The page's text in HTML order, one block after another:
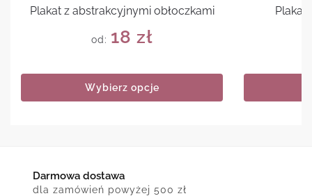
Plakat z abstrakcyjnymi obłoczkami
od: 18 zł
Wybierz opcje
Plakat
Darmowa dostawa
dla zamówień powyżej 500 zł